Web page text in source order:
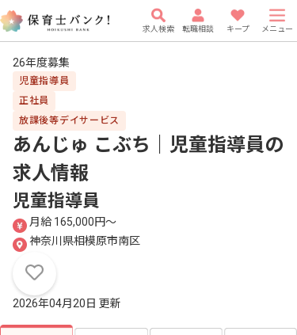
求人検索 転職相談 キープ メニュー
26年度募集
児童指導員
正社員
放課後等デイサービス
あんじゅ こぶち｜児童指導員の
求人情報
児童指導員
月給 165,000円〜
神奈川県相模原市南区
2026年04月20日 更新